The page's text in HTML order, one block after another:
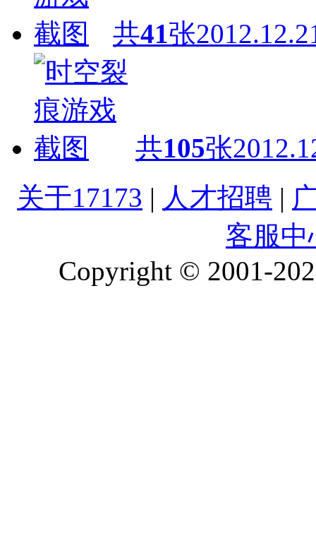
共41张
共105张
关于17173 | 人才招聘 |
客服中
Copyright © 2001-